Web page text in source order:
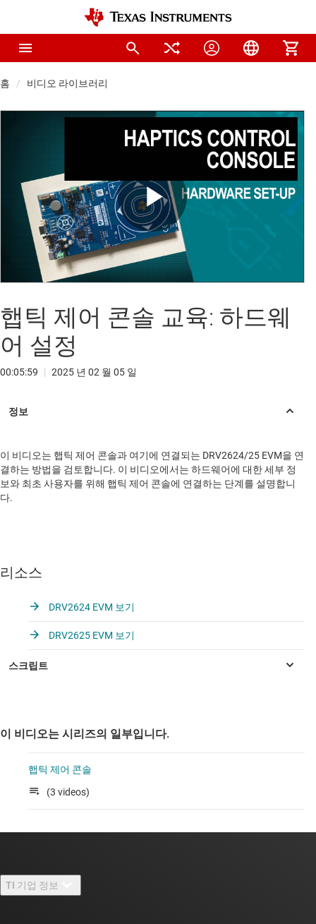
홈 비디오 라이브러리
Play
Video
햅틱 제어 콘솔 교육: 하드웨
어 설정
00:05:59 | 2025 년 02 월 05 일
이 비디오는 햅틱 제어 콘솔과 여기에 연결되는 DRV2624/25 EVM을 연
결하는 방법을 검토합니다. 이 비디오에서는 하드웨어에 대한 세부 정
보와 최초 사용자를 위해 햅틱 제어 콘솔에 연결하는 단계를 설명합니
다.
리소스
DRV2624 EVM 보기
DRV2625 EVM 보기
이 비디오는 시리즈의 일부입니다.
햅틱 제어 콘솔
(3 videos)
TI 기업 정보